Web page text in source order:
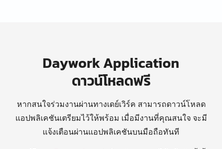
Daywork Application
ดาวน์โหลดฟรี
หากสนใจร่วมงานผ่านทางเดย์เวิร์ค สามารถดาวน์โหลด
แอปพลิเคชันเตรียมไว้ให้พร้อม เมื่อมีงานที่คุณสนใจ จะมี
แจ้งเตือนผ่านแอปพลิเคชันบนมือถือทันที